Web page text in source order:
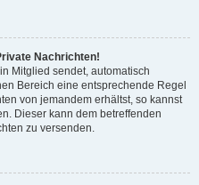
Nachrichten!
Mitglied sendet, automatisch
Bereich eine entsprechende Regel
von jemandem erhältst, so kannst
Dieser kann dem betreffenden
zu versenden.